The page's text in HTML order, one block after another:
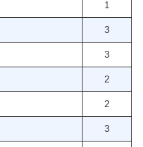
1
3
3
2
2
3